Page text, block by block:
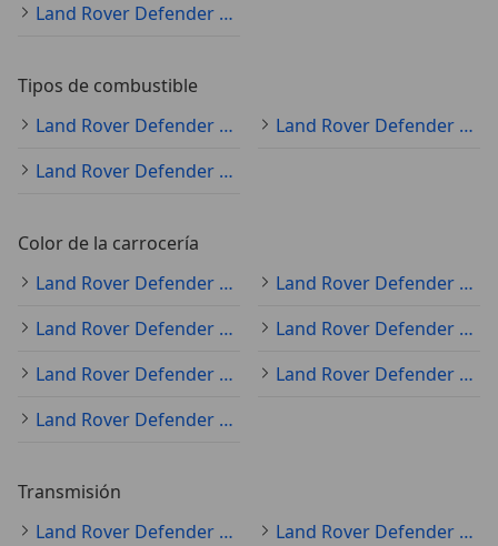
Land Rover Defender demostración
Tipos de combustible
Land Rover Defender diésel
Land Rover Defender electro/gasolina
Land Rover Defender gasolina
Color de la carrocería
Land Rover Defender verde
Land Rover Defender blanco
Land Rover Defender gris
Land Rover Defender negro
Land Rover Defender marrón
Land Rover Defender azul
Land Rover Defender plateado
Transmisión
Land Rover Defender automático
Land Rover Defender manual